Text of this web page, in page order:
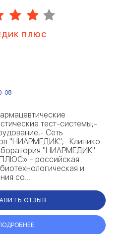
ПЛЮС
08
тест-системы;-
Сеть
"НИАРМЕДИК";- Клинико-
"НИАРМЕДИК".
- российская
и
со...
ОТЗЫВ